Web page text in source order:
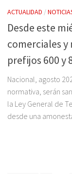
ACTUALIDAD /
Desde este
comerciales y
prefijos 600 y
Nacional, agosto
normativa, serán
la Ley General de
desde una